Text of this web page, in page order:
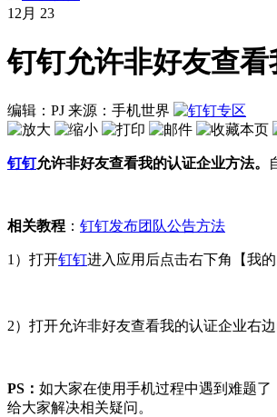
12月 23
钉钉允许非好友查
编辑：PJ 来源：手机世界
钉钉允许非好友查看我的认证企业方法。
相关教程 ： 钉钉发布团队公告方法
1）打开钉钉进入应用后点击右下角【我
2）打开允许非好友查看我的认证企业右
PS： 如大家在使用手机过程中遇到难题了
给大家解决相关疑问。